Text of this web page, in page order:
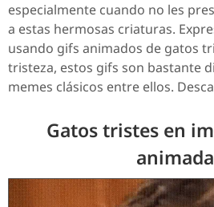
especialmente cuando no les
a estas hermosas criaturas.
usando gifs animados de gatos
tristeza, estos gifs son bastante
memes clásicos entre ellos.
Gatos tristes en